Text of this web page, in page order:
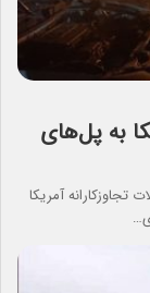
به پل‌های
تجاوزکارانه آمریکا